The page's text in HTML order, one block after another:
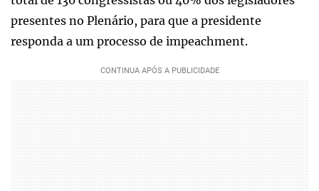
presentes no Plenário, para que a presidente
responda a um processo de impeachment.